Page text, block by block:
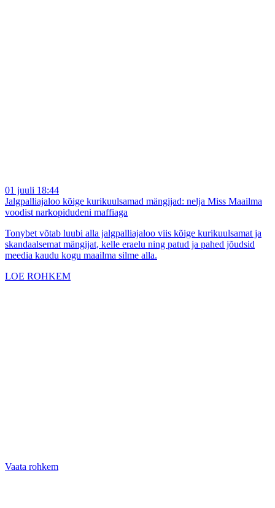
01 juuli 18:44
Jalgpalliajaloo kõige kurikuulsamad mängijad: nelja Miss Maailma
voodist narkopidudeni maffiaga
Tonybet võtab luubi alla jalgpalliajaloo viis kõige kurikuulsamat ja
skandaalsemat mängijat, kelle eraelu ning patud ja pahed jõudsid
meedia kaudu kogu maailma silme alla.
LOE ROHKEM
Vaata rohkem